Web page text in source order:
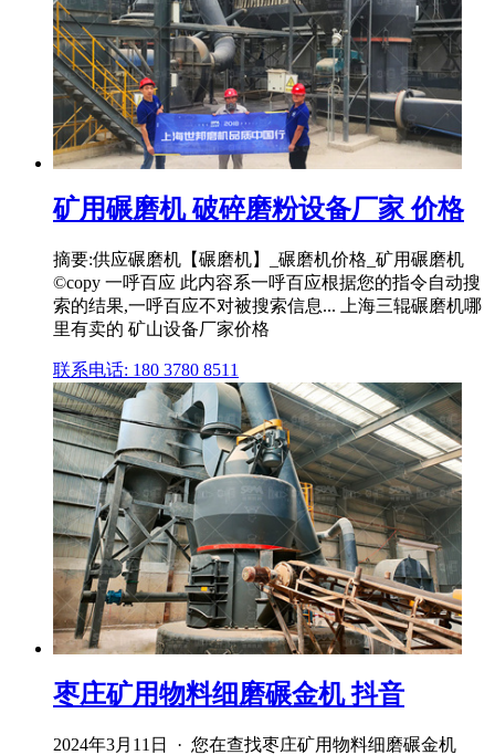
矿用碾磨机 破碎磨粉设备厂家 价格
摘要:供应碾磨机【碾磨机】_碾磨机价格_矿用碾磨机
©copy 一呼百应 此内容系一呼百应根据您的指令自动搜
索的结果,一呼百应不对被搜索信息... 上海三辊碾磨机哪
里有卖的 矿山设备厂家价格
联系电话: 180 3780 8511
枣庄矿用物料细磨碾金机 抖音
2024年3月11日 · 您在查找枣庄矿用物料细磨碾金机